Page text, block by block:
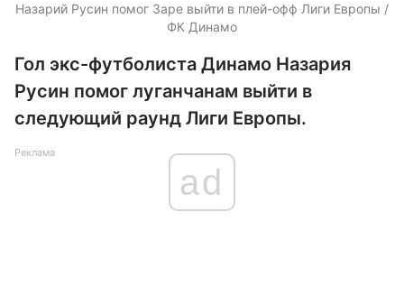
Назарий Русин помог Заре выйти в плей-офф Лиги Европы /
ФК Динамо
Гол экс-футболиста Динамо Назария
Русин помог луганчанам выйти в
следующий раунд Лиги Европы.
Реклама
ad